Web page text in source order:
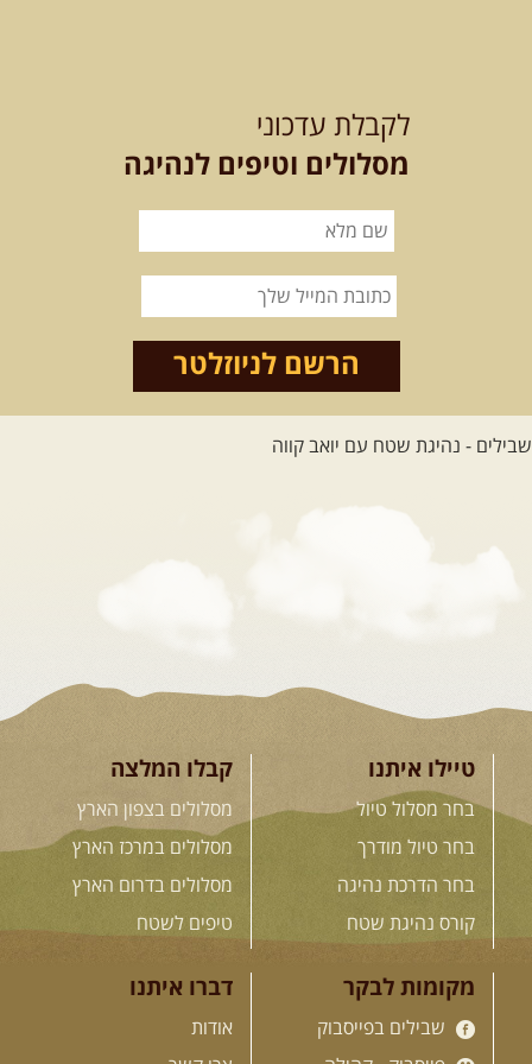
מסעות בעולם
קירגיסטאן – בעקבות הנוודים,
והמרגשות בעולם. קירגיסטאן היא לא ...
26.08-02.09.2026 - גאורגיה,
המגדלים של הקווקז
הקווקז הגבוה מחכה לכם: נתיבי שטח
מרהיבים, פסגות מושלגות, אירוח ...
[המשך]
בין רכס הקווקז הנמוך לגבוה, בין נהרות
שוצפים למעברי הרים ...
לכל המסעות בעולם
. הדרכות נהיגה .
21.08.2026 שישי- קורס נהיגת
שטח בקבוצה
לקבלת עדכוני
מסלולים וטיפים לנהיגה
הרשם לניוזלטר
טיילו איתנו
בחר מסלול טיול
בחר טיול מודרך
בחר הדרכת נהיגה
קורס נהיגת שטח
קבלו המלצה
מסלולים בצפון הארץ
מסלולים במרכז הארץ
מסלולים בדרום הארץ
טיפים לשטח
מקומות לבקר
שבילים בפייסבוק
דברו איתנו
אודות